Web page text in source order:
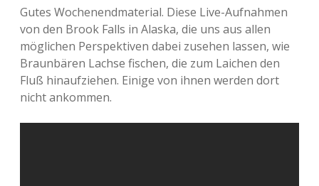
Gutes Wochenendmaterial. Diese Live-Aufnahmen
von den Brook Falls in Alaska, die uns aus allen
möglichen Perspektiven dabei zusehen lassen, wie
Braunbären Lachse fischen, die zum Laichen den
Fluß hinaufziehen. Einige von ihnen werden dort
nicht ankommen.